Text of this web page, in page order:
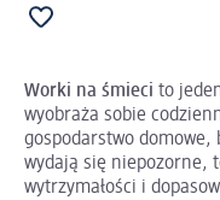
Worki na śmieci to
wyobraża sobie
gospodarstwo
wydają się niepozorne,
wytrzymałości i